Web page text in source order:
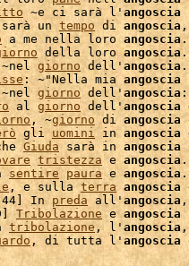
~e ci sarà l'angoscia
un tempo di angoscia
a me nella loro angoscia
della loro angoscia.
giorno dell' angoscia
: ~"Nella mia angoscia
~nel giorno dell' angoscia
al giorno dell' angoscia
, ~giorno di angoscia
gli uomini in angoscia
Giuda sarà in angoscia
tristezza e angoscia
sentire paura e angoscia
, e sulla terra angoscia
In preda all'angoscia ,
Tribolazione e angoscia
tribolazione , l'angoscia
, di tutta l'angoscia